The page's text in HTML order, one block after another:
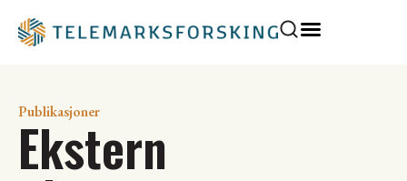
Publikasjoner
Ekstern